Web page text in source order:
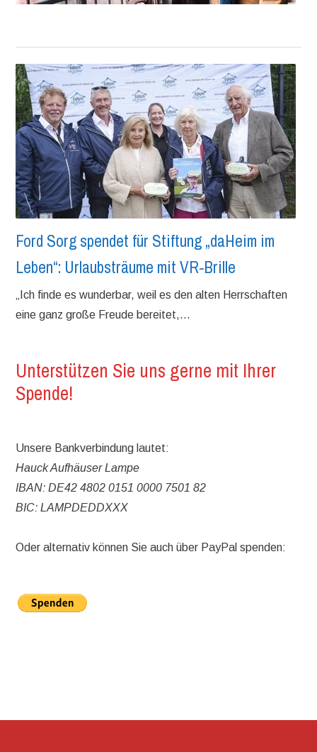
Ford Sorg spendet für Stiftung „daHeim im
Leben“: Urlaubsträume mit VR-Brille
„Ich finde es wunderbar, weil es den alten Herrschaften
eine ganz große Freude bereitet,...
Unterstützen Sie uns gerne mit Ihrer
Spende!
Unsere Bankverbindung lautet:
Hauck Aufhäuser Lampe
IBAN: DE42 4802 0151 0000 7501 82
BIC: LAMPDEDDXXX
Oder alternativ können Sie auch über PayPal spenden: